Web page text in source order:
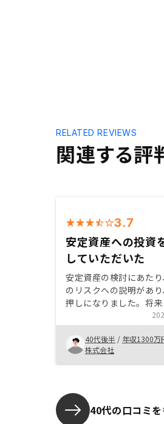
関連する評
RELATED REVIEWS
3.7
安定資産への投資
していただいた
安定資産の検討にあた
のリスクへの説明があ
押しになりました。将
戦略も含めた運用シミ
も丁寧に説明があり、
産投資への不安を払拭
面談はこちらの都合に合
だき、かつオンライン
ます。アプリでの運用可
シデント管理、FAQ等の
40代後半 / 年収1300万
株式会社
40代の口コミ